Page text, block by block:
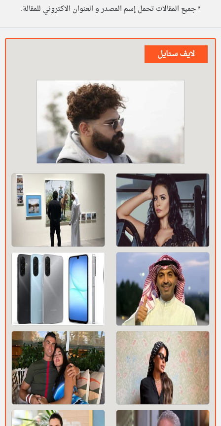
* جميع المقالات تحمل إسم المصدر و العنوان الاكتروني للمقالة.
لايف ستايل